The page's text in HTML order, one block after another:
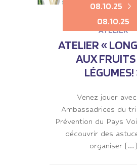
08.10.25
08.10.25
ATELIER
ATELIER «
AUX
LÉGUMES!
Venez jouer
Ambassadrices du
Prévention du Pays
découvrir des
organiser […]